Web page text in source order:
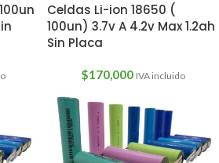
Celdas Li-ion 18650 (
100un) 3.7v A 4.2v Max 1.2ah
Sin Placa
$170,000 IVA incluido